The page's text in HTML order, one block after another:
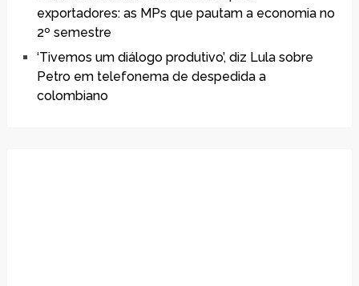
exportadores: as MPs que pautam a economia no
2º semestre
‘Tivemos um diálogo produtivo’, diz Lula sobre
Petro em telefonema de despedida a
colombiano